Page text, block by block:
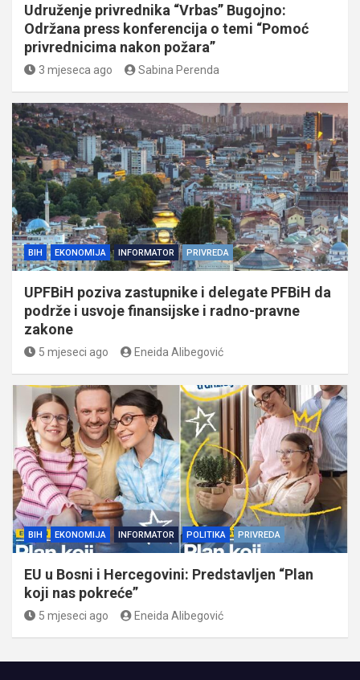
Udruženje privrednika “Vrbas” Bugojno:
Održana press konferencija o temi “Pomoć
privrednicima nakon požara”
3 mjeseca ago Sabina Perenda
BIH EKONOMIJA INFORMATOR PRIVREDA
UPFBiH poziva zastupnike i delegate PFBiH da
podrže i usvoje finansijske i radno-pravne
zakone
5 mjeseci ago Eneida Alibegović
BIH EKONOMIJA INFORMATOR POLITIKA PRIVREDA
EU u Bosni i Hercegovini: Predstavljen “Plan
koji nas pokreće”
5 mjeseci ago Eneida Alibegović